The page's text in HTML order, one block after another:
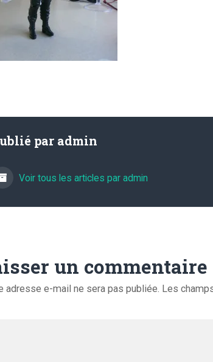
par admin
Voir tous les articles par admin
un commentaire
adresse e-mail ne sera pas publiée. Les